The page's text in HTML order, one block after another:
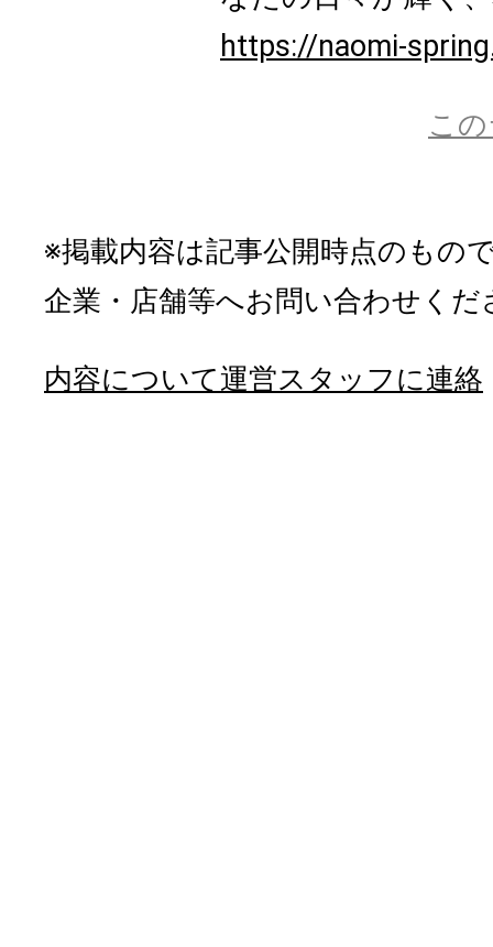
https://naomi-
こ
※掲載内容は記事公開時点のもの
企業・店舗等へお問い合わせくだ
内容について運営スタッフに連絡